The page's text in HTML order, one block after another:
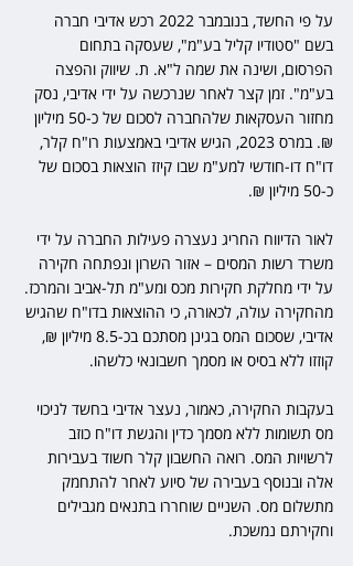
על פי החשד, בנובמבר 2022 רכש אדיבי חברה
בשם "סטודיו קליל בע"מ", שעסקה בתחום
הפרסום, ושינה את שמה ל"א. ת. שיווק והפצה
בע"מ". זמן קצר לאחר שנרכשה על ידי אדיבי, נסק
מחזור העסקאות שלהחברה לסכום של כ-50 מיליון
₪. במרס 2023, הגיש אדיבי באמצעות רו"ח קלר,
דו"ח דו-חודשי למע"מ שבו קיזז הוצאות בסכום של
כ-50 מיליון ₪.
לאור הדיווח החריג נעצרה פעילות החברה על ידי
משרד רשות המסים – אזור השרון ונפתחה חקירה
על ידי מחלקת חקירות מכס ומע"מ תל-אביב והמרכז.
מהחקירה עולה, לכאורה, כי ההוצאות בדו"ח שהגיש
אדיבי, שסכום המס בגינן מסתכם בכ-8.5 מיליון ₪,
קוזזו ללא בסיס או מסמך חשבונאי כלשהו.
בעקבות החקירה, כאמור, נעצר אדיבי בחשד לניכוי
מס תשומות ללא מסמך כדין והגשת דו"ח כוזב
לרשויות המס. רואה החשבון קלר חשוד בעבירות
אלה ובנוסף בעבירה של סיוע לאחר להתחמק
מתשלום מס. השניים שוחררו בתנאים מגבילים
וחקירתם נמשכת.